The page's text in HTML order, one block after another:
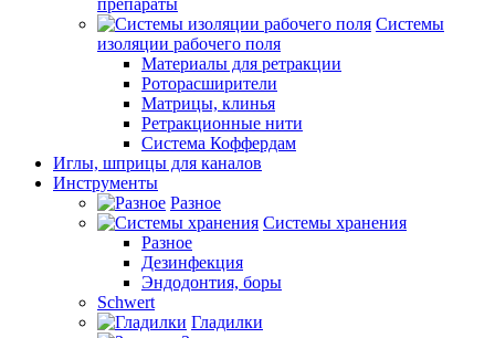
препараты
Системы
изоляции рабочего поля
Материалы для ретракции
Роторасширители
Матрицы, клинья
Ретракционные нити
Система Коффердам
Иглы, шприцы для каналов
Инструменты
Разное
Системы хранения
Разное
Дезинфекция
Эндодонтия, боры
Schwert
Гладилки